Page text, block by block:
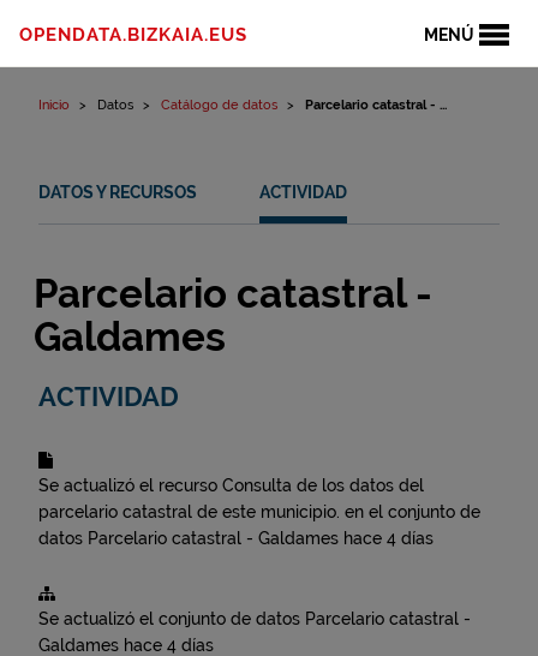
MENÚ
OPENDATA.BIZKAIA.EUS
Inicio Datos Catálogo de datos Parcelario catastral - ...
DATOS Y RECURSOS ACTIVIDAD
Parcelario catastral -
Galdames
ACTIVIDAD
Se actualizó el recurso Consulta de los datos del
parcelario catastral de este municipio. en el conjunto de
datos Parcelario catastral - Galdames hace 4 días
Se actualizó el conjunto de datos Parcelario catastral -
Galdames hace 4 días